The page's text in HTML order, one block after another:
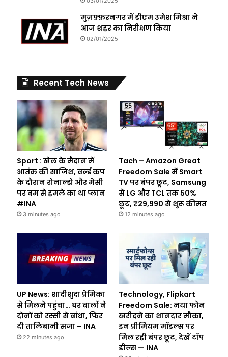
मुज़फ़्फ़रनगर में डीएम उमेश मिश्रा ने
आज शहर का निरीक्षण किया
02/01/2025
Recent Tech News
Sport : खेल के मैदान में
आतंक की साजिश, वर्ल्ड कप
के दौरान रोनाल्डो और मेसी
पर बम से हमले का था प्लान
#INA
3 minutes ago
Tach – Amazon Great
Freedom Sale में Smart
TV पर बंपर छूट, Samsung
से LG और TCL तक 50%
छूट, ₹29,990 से शुरू कीमत
12 minutes ago
UP News: शादीशुदा प्रेमिका
से मिलने पहुंचा… घर वालों ने
दोनों को रस्सी से बांधा, फिर
दी तालिबानी सजा – INA
22 minutes ago
Technology, Flipkart
Freedom Sale: नया फोन
खरीदने का शानदार मौका,
इन प्रीमियम मॉडल्स पर
मिल रही बंपर छूट, देखें टॉप
डील्स — INA